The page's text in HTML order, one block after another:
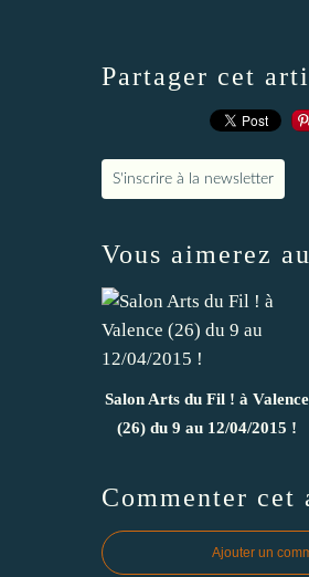
Partager cet
S'inscrire à la newsletter
Vous aimerez
Salon Arts du Fil ! à Valence
(26) du 9 au 12/04/2015 !
Commenter cet
Ajouter un